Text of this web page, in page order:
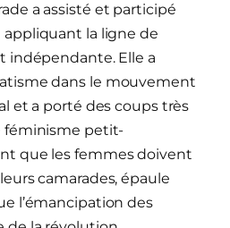
a assisté et participé
la ligne de
indépendante. Elle a
dans le mouvement
et a porté des coups très
féminisme petit-
que les femmes doivent
camarades, épaule
l’émancipation des